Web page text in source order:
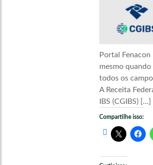
Portal Fenacon
mesmo
todos os
A Receita
IBS (CGIBS) […]
Compartilhe isso: